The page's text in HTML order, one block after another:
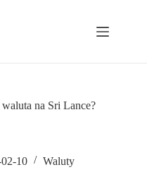
waluta na Sri Lance?
10 Waluty